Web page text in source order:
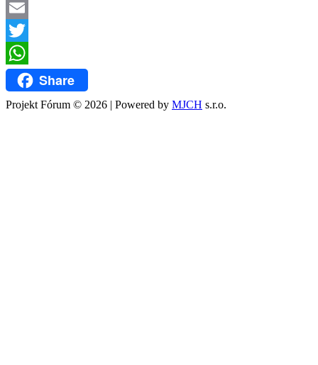
LinkedIn
Email
Twitter
WhatsAppShare
Projekt Fórum © 2026 | Powered by MJCH s.r.o.